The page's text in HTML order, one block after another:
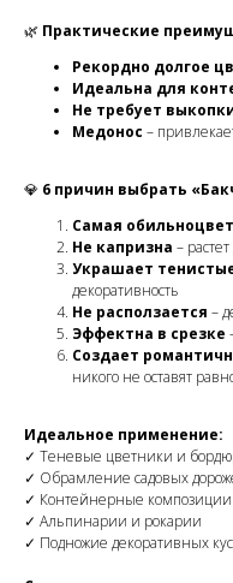
🌿 Практические
Рекордно долгое
Идеальна для
Не требует
Медонос –
💎 6 причин выбрать
Самая
Не капризна –
Украшает
декоративность
Не расползается –
Эффектна в срезке
Создает
никого не оставят
Идеальное применение:
✓ Теневые цветники и
✓ Обрамление садовых
✓ Контейнерные композиции
✓ Альпинарии и рокарии
✓ Подножие декоративных